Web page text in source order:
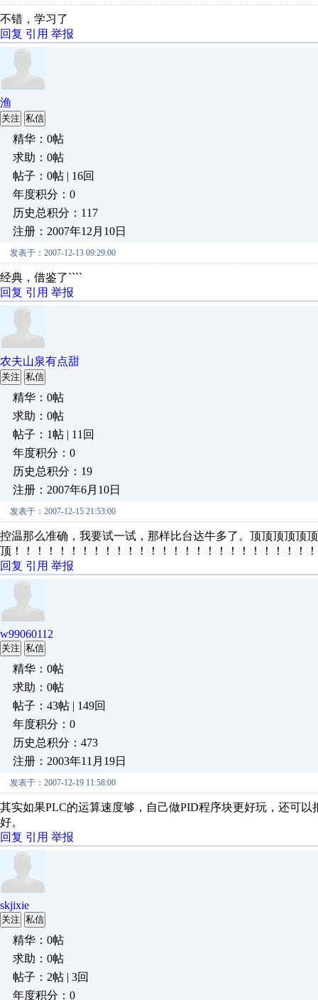
不错，学习了
回复 引用 举报
渔
关注 私信
精华：0帖
求助：0帖
帖子：0帖 | 16回
年度积分：0
历史总积分：117
注册：2007年12月10日
发表于：2007-12-13 09:29:00
经典，借鉴了````
回复 引用 举报
农夫山泉有点甜
关注 私信
精华：0帖
求助：0帖
帖子：1帖 | 11回
年度积分：0
历史总积分：19
注册：2007年6月10日
发表于：2007-12-15 21:53:00
控温那么准确，我要试一试，那样比台达牛多了。顶顶顶顶顶
顶！！！！！！！！！！！！！！！！！！！！！！！！！！
回复 引用 举报
w99060112
关注 私信
精华：0帖
求助：0帖
帖子：43帖 | 149回
年度积分：0
历史总积分：473
注册：2003年11月19日
发表于：2007-12-19 11:58:00
其实如果PLC的运算速度够，自己做PID程序块更好玩，还可
好。
回复 引用 举报
skjixie
关注 私信
精华：0帖
求助：0帖
帖子：2帖 | 3回
年度积分：0